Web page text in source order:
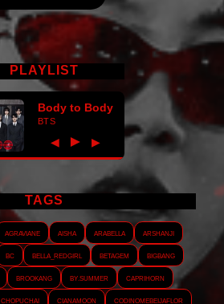
PLAYLIST
Body to Body
BTS
◀ ► ▶
TAGS
Agraviane Aisha Arabella
Arshanji
BC Bella_RedGirl Betagem
Bigbang
Brookang By.summer
Caprihorn
Chopuchai Cianamoon Codinomebeijaflor